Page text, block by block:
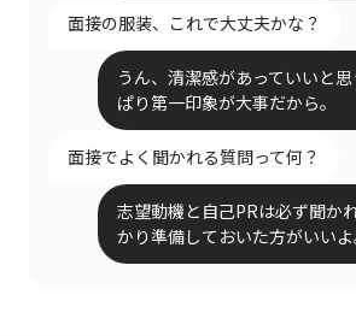
面接の服装、これで大丈夫かな？
うん、清潔感があっていいと
ぱり第一印象が大事だから。
面接でよく聞かれる質問って何？
志望動機と自己PRは必ず聞か
かり準備しておいた方がいいよ